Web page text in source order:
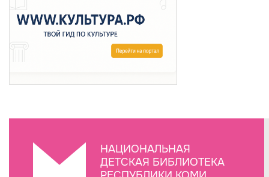
НАЦИОНАЛЬНАЯ
ДЕТСКАЯ БИБЛИОТЕКА